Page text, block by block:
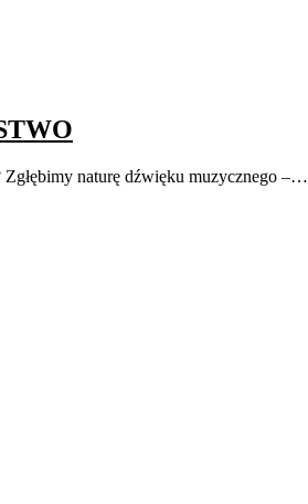
Zgłębimy naturę dźwięku muzycznego –…